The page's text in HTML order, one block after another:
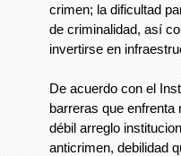
crimen; la dificultad
de criminalidad, así
invertirse en
De acuerdo con el
barreras que enfrenta
débil arreglo
anticrimen, debilidad